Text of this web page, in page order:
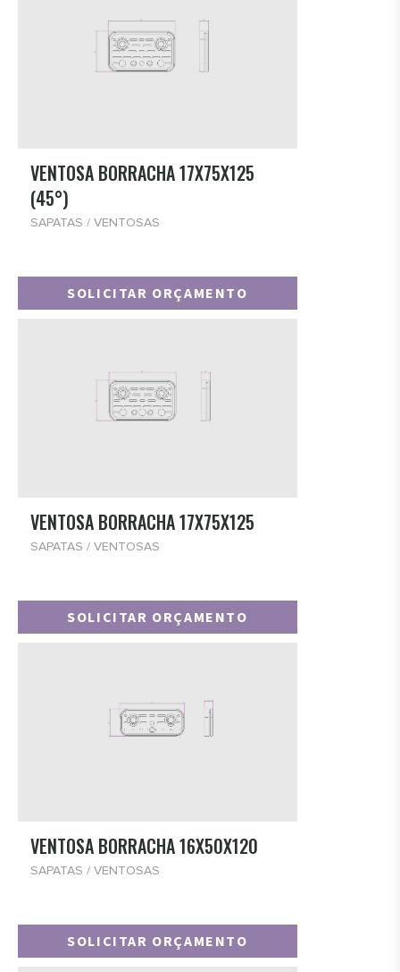
VENTOSA BORRACHA 17X75X125
(45°)
SAPATAS / VENTOSAS
SOLICITAR ORÇAMENTO
VENTOSA BORRACHA 17X75X125
SAPATAS / VENTOSAS
SOLICITAR ORÇAMENTO
VENTOSA BORRACHA 16X50X120
SAPATAS / VENTOSAS
SOLICITAR ORÇAMENTO